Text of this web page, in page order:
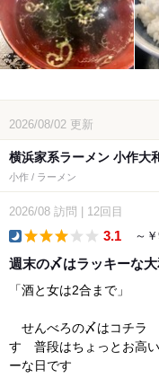
2026/08/02 更新
横浜家系ラーメン 小作大
小作 / ラーメン
2026/08 訪問 | 12回目
3.1 ～
週末の〆はラッキーな
「酒と女は2合まで」
せんべろの〆はコチラ
す 普段はちょっとお高
ーな日です